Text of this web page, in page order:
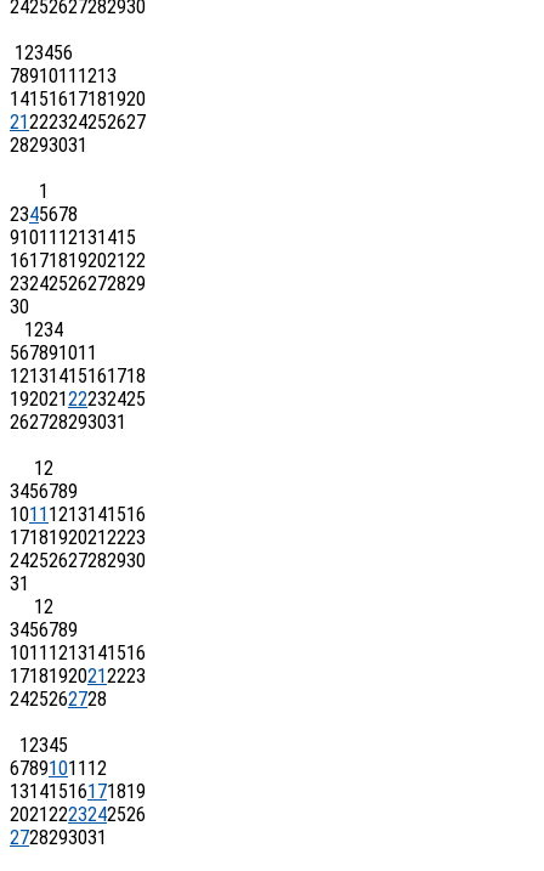
24252627282930
123456
78910111213
14151617181920
21222324252627
28293031
1
2345678
9101112131415
16171819202122
23242526272829
30
1234
567891011
12131415161718
19202122232425
262728293031
12
3456789
10111213141516
17181920212223
24252627282930
31
12
3456789
10111213141516
17181920212223
2425262728
12345
6789101112
13141516171819
20212223242526
2728293031